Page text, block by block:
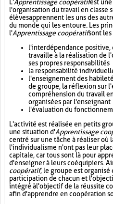
L'Apprentissage coopératifest
l'organisation du travail en classe
élèves apprennent les uns des
du monde qui les entoure. Les
l'Apprentissage coopératifsont les
l'interdépendance positive,
travaille à la réalisation de
ses propres responsabilités
la responsabilité
l'enseignement des
de groupe, la réflexion sur
compréhension du travail
organisées par l'enseignant
l'évaluation du
L'activité est réalisée en petits
une situation d'Apprentissage
centré sur une tâche à réaliser où
l'individualisme n'ont pas leur
capitale, car tous sont là pour
d'enseigner à leurs coéquipiers.
coopératif, le groupe est organisé
participation de chacun et
intégré à l'objectif de la réussite
afin d'apprendre en coopération